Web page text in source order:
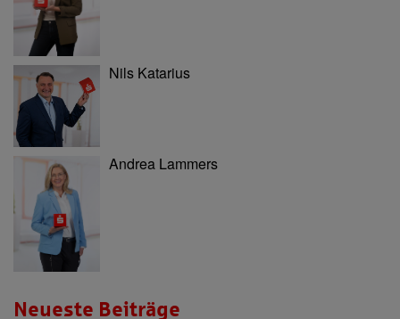
Nils Katarius
Andrea Lammers
Neueste Beiträge